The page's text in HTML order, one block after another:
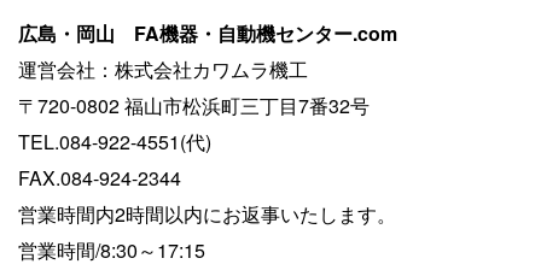
広島・岡山 FA機器・自動機センター.com
運営会社：株式会社カワムラ機工
〒720-0802 福山市松浜町三丁目7番32号
TEL.084-922-4551(代)
FAX.084-924-2344
営業時間内2時間以内にお返事いたします。
営業時間/8:30～17:15